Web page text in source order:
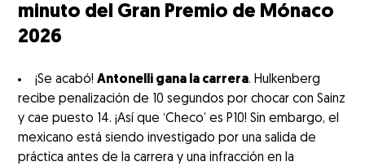
minuto del Gran Premio de Mónaco
2026
¡Se acabó!Antonelli gana la carrera. Hulkenberg
recibe penalización de 10 segundos por chocar con Sainz
y cae puesto 14. ¡Así que ‘Checo’ es P10! Sin embargo, el
mexicano está siendo investigado por una salida de
práctica antes de la carrera y una infracción en la